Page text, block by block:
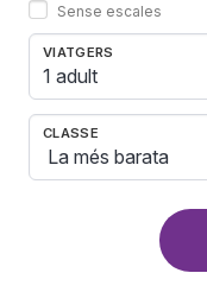
Sense escales
VIATGERS
1 adult
CLASSE